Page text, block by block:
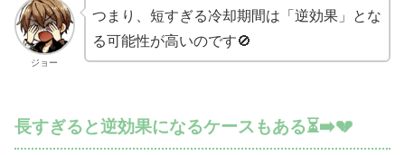
ジョー
つまり、短すぎる冷却期間は「逆効果」とな
る可能性が高いのです🚫
長すぎると逆効果になるケースもある⏳➡️💔